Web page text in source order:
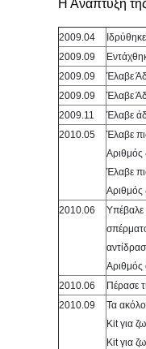
Η Ανάπτυξη
2009.04
2009.09
2009.09
Έλαβε
2009.09
Έλαβε
2009.11
Έλαβε
2010.05
Έλαβε
Αριθμός
Έλαβε
Αριθμός
2010.06
Υπέβαλε
Αριθμός
2010.06
Πέρασε
2010.09
Τα
Kit για
Kit για